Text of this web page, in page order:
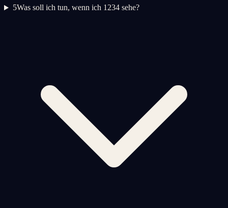
5Was soll ich tun, wenn ich 1234 sehe?